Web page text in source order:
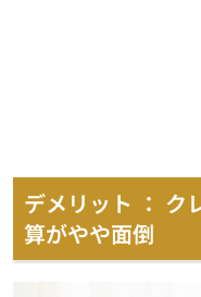
デメリット ： ク
算がやや面倒